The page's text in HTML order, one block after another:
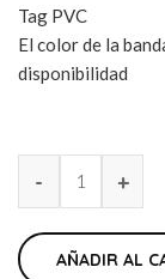
Tag PVC
El color de la
disponibilidad
AÑADIR AL